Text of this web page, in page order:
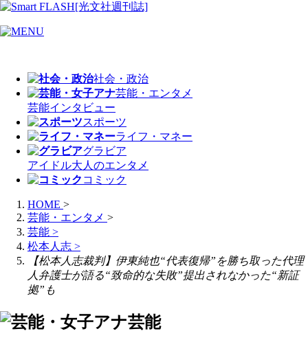
社会・政治
芸能・エンタメ
芸能インタビュー
スポーツ
ライフ・マネー
グラビア
アイドル大人のエンタメ
コミック
HOME >
芸能・エンタメ >
芸能 >
松本人志 >
【松本人志裁判】伊東純也“代表復帰”を勝ち取った代理
人弁護士が語る“致命的な失敗”提出されなかった“新証
拠”も
芸能